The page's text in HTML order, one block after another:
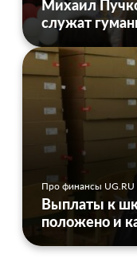
Михаил
служат
Про финансы UG.RU
Выплаты к
положено и